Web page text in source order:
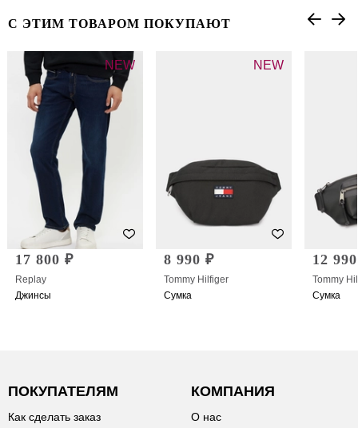
С ЭТИМ ТОВАРОМ ПОКУПАЮТ
NEW
17 800 ₽
Replay
Джинсы
NEW
8 990 ₽
Tommy Hilfiger
Сумка
12
Tommy
Сумка
ПОКУПАТЕЛЯМ
Как сделать заказ
КОМПАНИЯ
О нас